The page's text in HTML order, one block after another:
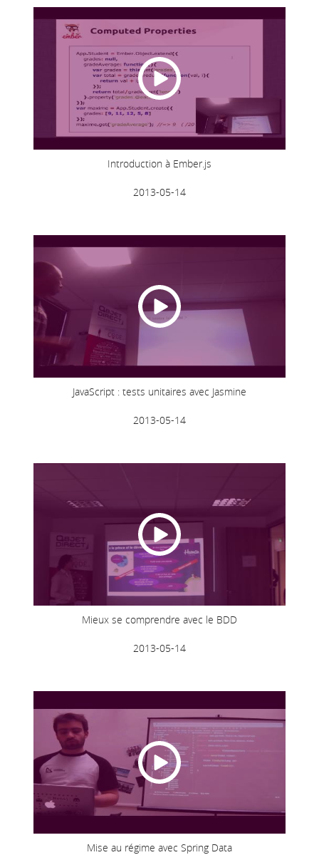
Introduction à Ember.js
2013-05-14
JavaScript : tests unitaires avec Jasmine
2013-05-14
Mieux se comprendre avec le BDD
2013-05-14
Mise au régime avec Spring Data